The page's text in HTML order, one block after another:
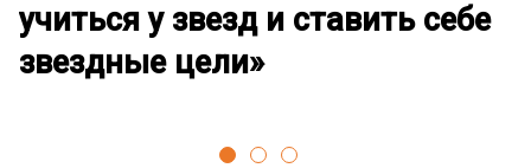
учиться у звезд и ставить себе
звездные цели»